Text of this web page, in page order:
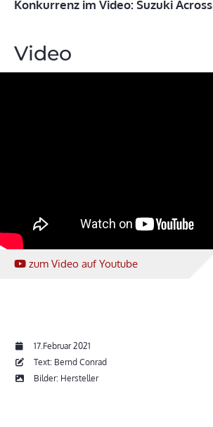
Konkurrenz im Video: Suzuki Across
Video
zum Video auf Youtube
17.Februar 2021
Text: Bernd Conrad
Bilder: Hersteller